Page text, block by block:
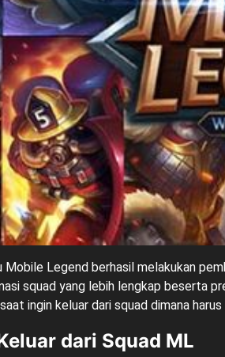
Legend berhasil melakukan
squad yang lebih lengkap beserta
ingin keluar dari squad dimana
dari Squad ML